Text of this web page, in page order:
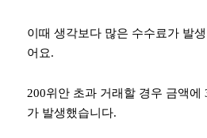
이때 생각보다 많은 수수료가 발
어요.
200위안 초과 거래할 경우 금액에
가 발생했습니다.